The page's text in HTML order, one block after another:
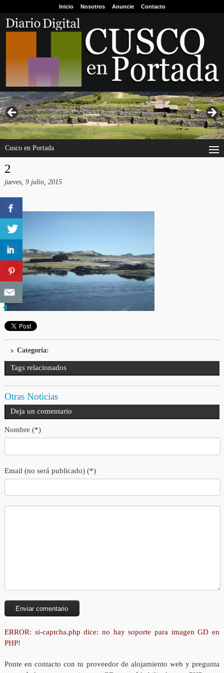
Inicio Nosotros Anuncie Contacto
Cusco en Portada
2
jueves, 9 julio, 2015
Categoría:
Tags relacionados
Otras Noticias
Deja un comentario
Nombre (*)
Email (no será publicado) (*)
ERROR: si-captcha.php dice: no hay soporte para imagen GD en
PHP!
Ponte en contacto con tu proveedor de alojamiento web y pregunta